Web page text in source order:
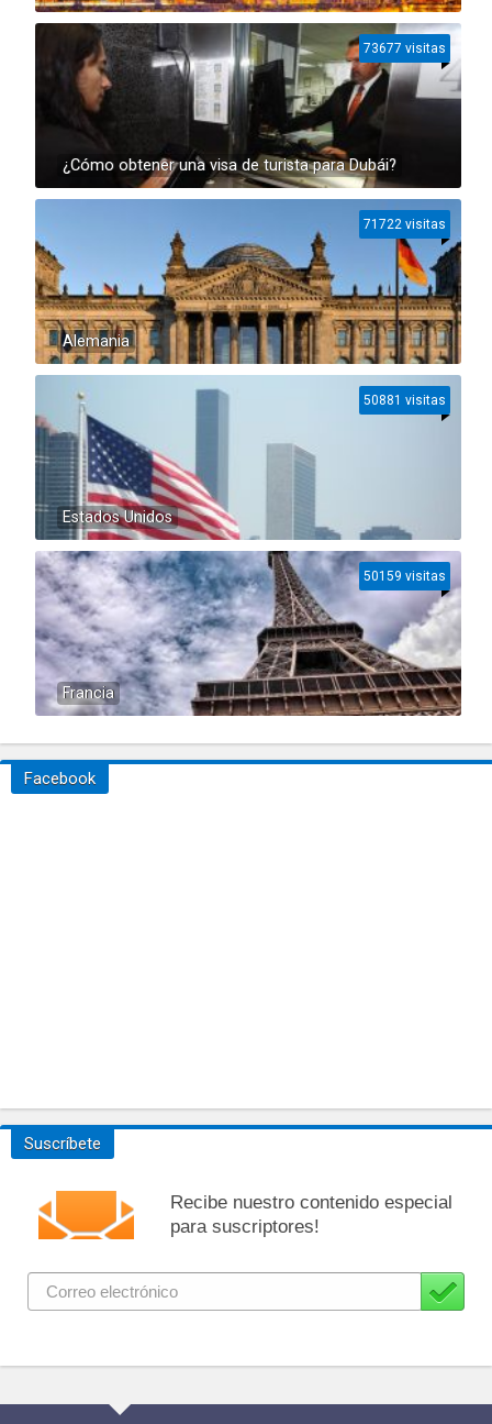
¿Cómo obtener una visa de turista para Dubái?
73677 visitas
Alemania
71722 visitas
Estados Unidos
50881 visitas
Francia
50159 visitas
Facebook
Suscríbete
Recibe nuestro contenido especial
para suscriptores!